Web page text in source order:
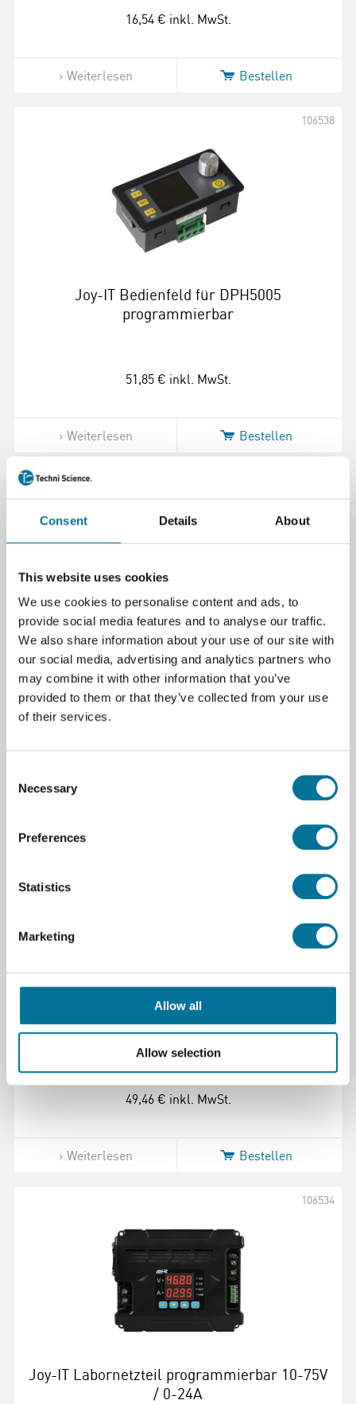
Consent Details About
This website uses cookies
We use cookies to personalise content and ads, to
provide social media features and to analyse our traffic.
We also share information about your use of our site with
our social media, advertising and analytics partners who
may combine it with other information that you’ve
provided to them or that they’ve collected from your use
of their services.
Selection
Necessary
Preferences
Statistics
Marketing
Allow all
Allow selection
16,54 € inkl. MwSt.
Weiterlesen Bestellen
Joy-IT Bedienfeld für DPH5005
programmierbar
106538
51,85 € inkl. MwSt.
Weiterlesen Bestellen
Joy-IT Fernbedienung für DPM labornetzteil
Kabellose Serie
Weiterlesen
Joy-IT-DPM8605 programmierbares Buck-
Labor-Netzteil
106532
49,46 € inkl. MwSt.
Weiterlesen Bestellen
Joy-IT Labornetzteil programmierbar 10-75V
/ 0-24A
106534